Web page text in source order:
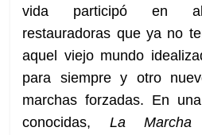
vida participó en
restauradoras que ya no
aquel viejo mundo
para siempre y otro
marchas forzadas. En
conocidas, La